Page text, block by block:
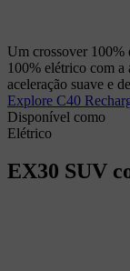
Um crossover 100%
100% elétrico com a
aceleração suave e
Explore C40
Disponível como
Elétrico
EX30 SUV